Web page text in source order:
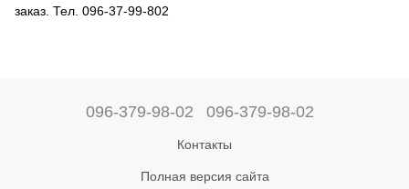
заказ. Тел. 096-37-99-802
096-379-98-02 096-379-98-02
Контакты
Полная версия сайта